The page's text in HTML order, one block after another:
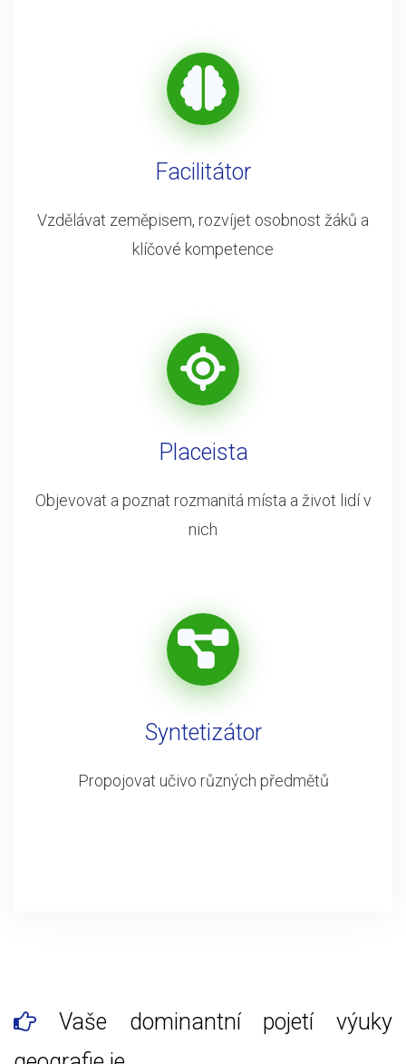
Facilitátor
Vzdělávat zeměpisem, rozvíjet osobnost žáků a
klíčové kompetence
Placeista
Objevovat a poznat rozmanitá místa a život lidí v
nich
Syntetizátor
Propojovat učivo různých předmětů
Vaše dominantní pojetí výuky